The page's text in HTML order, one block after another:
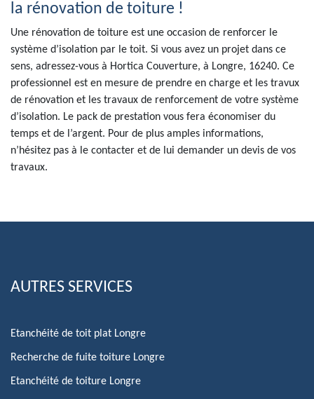
la rénovation de toiture !
Une rénovation de toiture est une occasion de renforcer le
système d’isolation par le toit. Si vous avez un projet dans ce
sens, adressez-vous à Hortica Couverture, à Longre, 16240. Ce
professionnel est en mesure de prendre en charge et les travux
de rénovation et les travaux de renforcement de votre système
d’isolation. Le pack de prestation vous fera économiser du
temps et de l’argent. Pour de plus amples informations,
n’hésitez pas à le contacter et de lui demander un devis de vos
travaux.
AUTRES SERVICES
Etanchéité de toit plat Longre
Recherche de fuite toiture Longre
Etanchéité de toiture Longre